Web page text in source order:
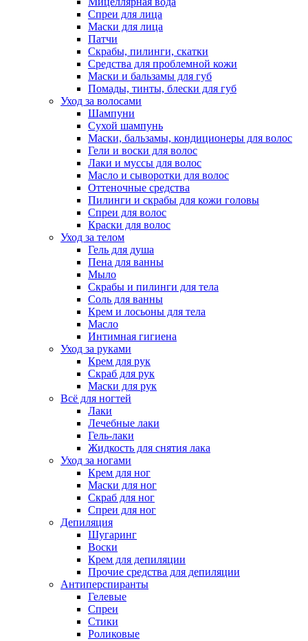
Спреи для лица
Маски для лица
Патчи
Скрабы, пилинги, скатки
Средства для проблемной кожи
Маски и бальзамы для губ
Помады, тинты, блески для губ
Уход за волосами
Шампуни
Сухой шампунь
Маски, бальзамы, кондиционеры для волос
Гели и воски для волос
Лаки и муссы для волос
Масло и сыворотки для волос
Оттеночные средства
Пилинги и скрабы для кожи головы
Спреи для волос
Краски для волос
Уход за телом
Гель для душа
Пена для ванны
Мыло
Скрабы и пилинги для тела
Соль для ванны
Крем и лосьоны для тела
Масло
Интимная гигиена
Уход за руками
Крем для рук
Скраб для рук
Маски для рук
Всё для ногтей
Лаки
Лечебные лаки
Гель-лаки
Жидкость для снятия лака
Уход за ногами
Крем для ног
Маски для ног
Скраб для ног
Спреи для ног
Депиляция
Шугаринг
Воски
Крем для депиляции
Прочие средства для депиляции
Антиперспиранты
Гелевые
Спреи
Стики
Роликовые